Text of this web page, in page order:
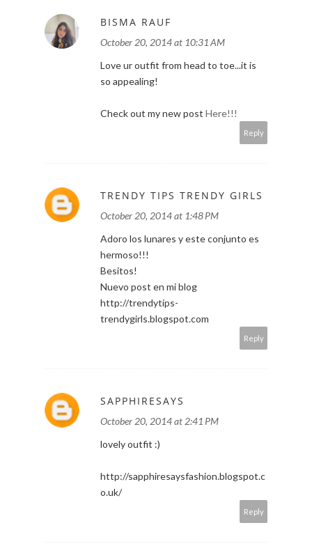
BISMA RAUF
October 20, 2014 at 10:31 AM
Love ur outfit from head to toe...it is
so appealing!
Check out my new post Here!!!
Reply
TRENDY TIPS TRENDY GIRLS
October 20, 2014 at 1:48 PM
Adoro los lunares y este conjunto es
hermoso!!!
Besitos!
Nuevo post en mi blog
http://trendytips-
trendygirls.blogspot.com
Reply
SAPPHIRESAYS
October 20, 2014 at 2:41 PM
lovely outfit :)
http://sapphiresaysfashion.blogspot.c
o.uk/
Reply